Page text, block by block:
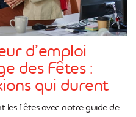
d’emploi
des Fêtes :
qui durent
Fêtes avec notre guide de